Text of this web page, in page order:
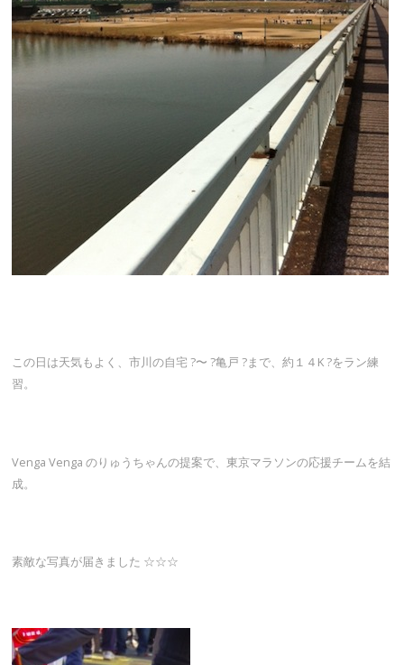
この日は天気もよく、市川の自宅 ?〜 ?亀戸 ?まで、約１４K ?をラン練
習。
Venga Venga のりゅうちゃんの提案で、東京マラソンの応援チームを結
成。
素敵な写真が届きました ☆☆☆